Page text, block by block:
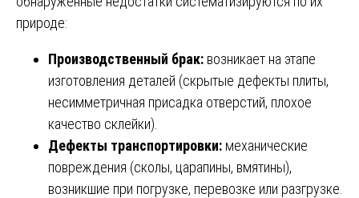
природе:
Производственный брак: возникает на этапе
изготовления деталей (скрытые дефекты плиты,
несимметричная присадка отверстий, плохое
качество склейки).
Дефекты транспортировки: механические
повреждения (сколы, царапины, вмятины),
возникшие при погрузке, перевозке или разгрузке.